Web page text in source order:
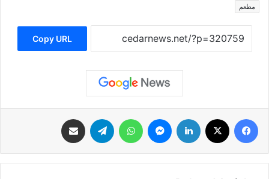
مطعم
Copy URL
فيسبوك لينكدإن ماسنجر واتساب تيلقرام